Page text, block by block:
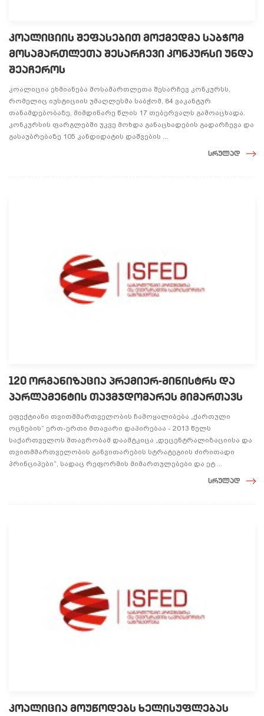
კოალიციის შეფასებით მოქმედმა საბჭომ
მოსამართლეთა შესარჩევი კონკურსი უნდა
შეაჩეროს
კოალიცია ეხმიანება მოსამართლეთა შესარჩევ კონკურსს,
რომელიც იუსტიციის უმაღლესმა საბჭომ, 84 ვაკანტურ
თანამდებობაზე, მიმდინარე წლის 17 თებერვალს გამოაცხადა.
კონკურსის ფარგლებში უკვე მოხდა განაცხადების გადარჩევა და
გასაუბრებაზე 105 კანდიდატის დაშვების ...
სრულად
120 ორგანიზაცია პრემიერ-მინისტრს და
პარლამენტის თავმჯდომარეს მიმართავს
ეფექტიანი თვითმმართველობის ჩამოყალიბება „ქართული
ოცნების“ ერთ-ერთი მთავარი დაპირებაა - 2013 წელს
საქართველოს მთავრობამ დაამტკიცა „დეცენტრალიზაციისა და
თვითმმართველობის განვითარების სტრატეგიის ძირითადი
პრინციპები“, სადაც რეფორმის მიმართულებები და ეტ ...
სრულად
კოალიცია მოუწოდებს ხელისუფლებას